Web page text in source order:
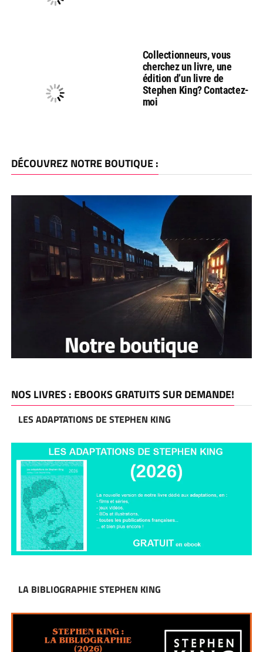
Collectionneurs, vous
cherchez un livre, une
édition d’un livre de
Stephen King? Contactez-
moi
DÉCOUVREZ NOTRE BOUTIQUE :
NOS LIVRES : EBOOKS GRATUITS SUR DEMANDE!
LES ADAPTATIONS DE STEPHEN KING
LA BIBLIOGRAPHIE STEPHEN KING